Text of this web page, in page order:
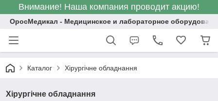
Внимание! Наша компания проводит акцию!
ОросМедикал - Медицинское и лабораторное
Каталог Хірургічне обладнання
Хірургічне обладнання